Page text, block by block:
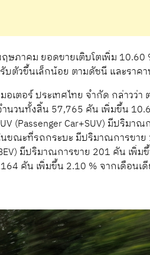
ภาคม ยอดขายเติบโตเพิ่ม 10.60
บตัวขึ้นเล็กน้อย ตามดัชนี และราค
เตอร์ ประเทศไทย จำกัด กล่าวว่
วนทั้งสิ้น 57,765 คัน เพิ่มขึ้น
(Passenger Car+SUV) มีปริมาณ
ขณะที่รถกระบะ มีปริมาณการขาย
มีปริมาณการขาย 201 คัน เพิ่ม
คัน เพิ่มขึ้น 2.10 % จากเดือนเ